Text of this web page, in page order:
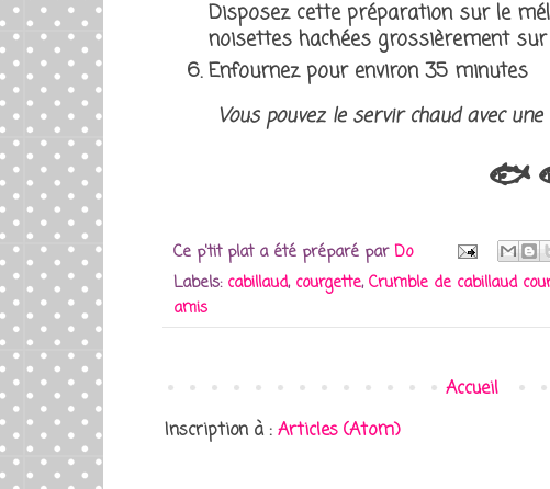
Disposez cette préparation sur le
noisettes hachées grossièrement
Enfournez pour environ 35 minutes
Vous pouvez le servir chaud avec
🐟
Ce p'tit plat a été préparé parDo
Labels: cabillaud, courgette,Crumble de cabillaud
amis
Accueil
Inscription à : Articles (Atom)